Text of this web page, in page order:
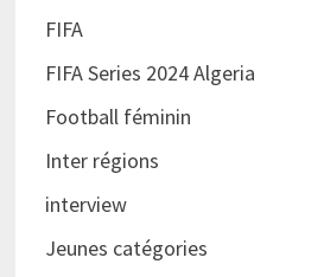
FIFA
FIFA Series 2024 Algeria
Football féminin
Inter régions
interview
Jeunes catégories